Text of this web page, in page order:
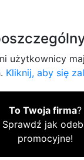
użytkownicy
Kliknij, aby się
To Twoja firma?
Sprawdź jak
promocyjne!